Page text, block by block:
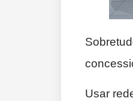
Usar